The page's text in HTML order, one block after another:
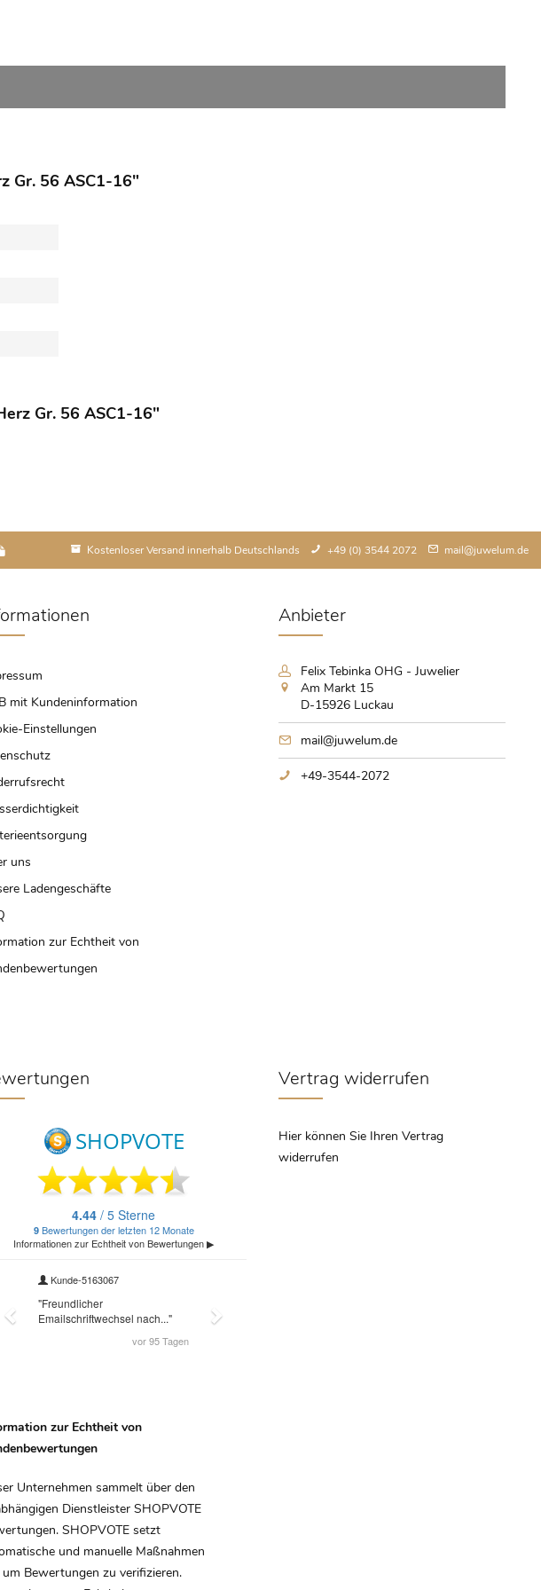
Gr. 56 ASC1-16"
Gr. 56 ASC1-16"
Kostenloser Versand innerhalb Deutschlands +49 (0) 3544 2072 mail@juwelum.de
mit Kundeninformation
Einstellungen
uns
Ladengeschäfte
zur Echtheit von
Anbieter
Felix Tebinka OHG - Juwelier
Am Markt 15
D-15926 Luckau
mail@juwelum.de
+49-3544-2072
zur Echtheit von
Unternehmen sammelt über den
Dienstleister SHOPVOTE
SHOPVOTE setzt
und manuelle Maßnahmen
um Bewertungen zu verifizieren.
Vertrag widerrufen
Hier können Sie Ihren Vertrag
widerrufen